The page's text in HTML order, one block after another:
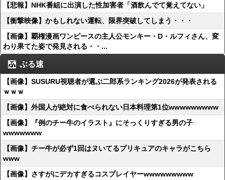
【悲報】NHK番組に出演した性加害者「酒飲んでて覚えてない」
【衝撃映像】かもしれない運転、限界突破してしまう・・・
【画像】覇権漫画ワンピースの主人公モンキー・D・ルフィさん、変
わり果てた姿で発見される・・...
ぶる速
【画像】SUSURU視聴者が選ぶ二郎系ランキング2026が発表される
ｗｗｗ
【画像】外国人が絶対に食べられない日本料理第1位wwwwwwwww
【画像】『例のチー牛のイラスト』にそっくりすぎる男の子
wwwwwww
【画像】チー牛が必ず1回はヌいてるプリキュアのキャラがこちら
www
【画像】さすがにデカすぎるコスプレイヤーwwwwwwwww